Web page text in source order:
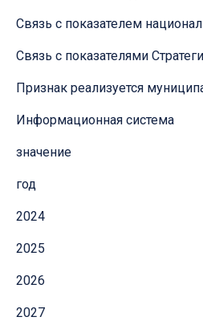
Связь с показателем
Связь с показателями
Признак реализуется
Информационная система
значение
год
2024
2025
2026
2027